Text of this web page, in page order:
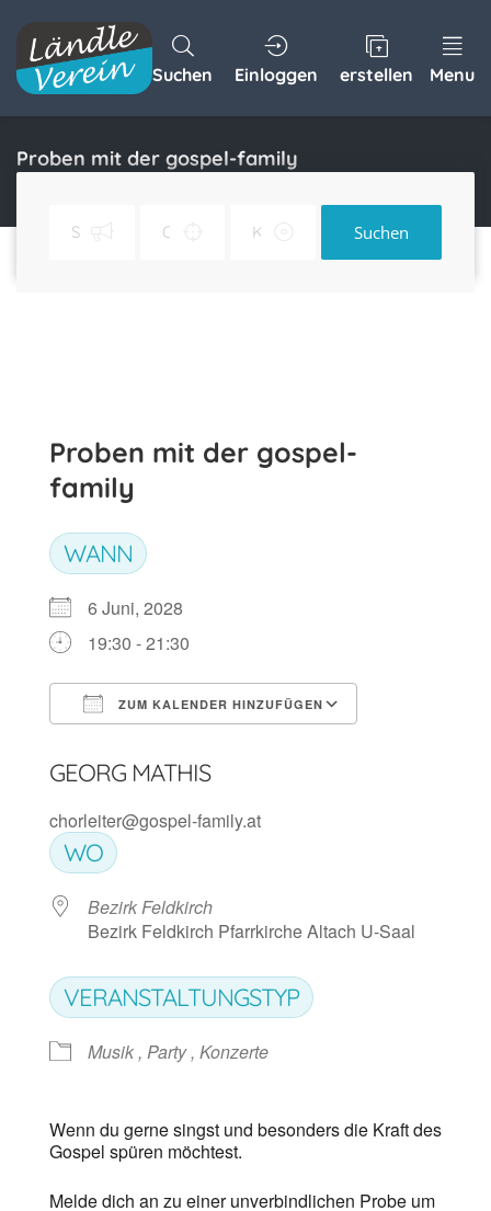
Suchen Einloggen erstellen Menu
Proben mit der gospel-family
Suchen
Proben mit der gospel-
family
WANN
6 Juni, 2028
19:30 - 21:30
ZUM KALENDER HINZUFÜGEN
GEORG MATHIS
chorleiter@gospel-family.at
WO
Bezirk Feldkirch
Bezirk Feldkirch Pfarrkirche Altach U-Saal
VERANSTALTUNGSTYP
Musik , Party , Konzerte
Wenn du gerne singst und besonders die Kraft des
Gospel spüren möchtest.
Melde dich an zu einer unverbindlichen Probe um